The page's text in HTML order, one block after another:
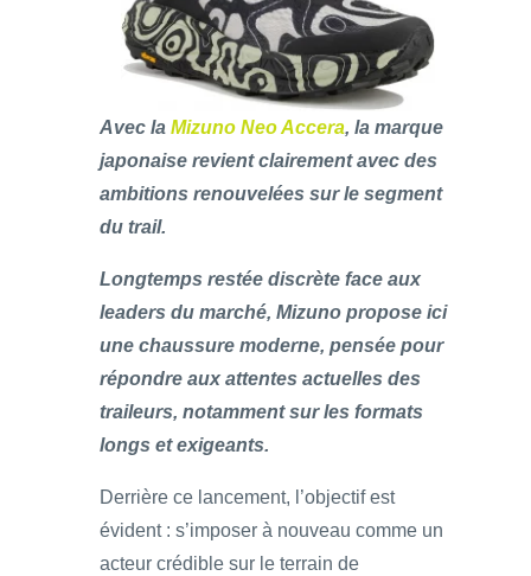
Avec la Mizuno Neo Accera, la marque
japonaise revient clairement avec des
ambitions renouvelées sur le segment
du trail.
Longtemps restée discrète face aux
leaders du marché, Mizuno propose ici
une chaussure moderne, pensée pour
répondre aux attentes actuelles des
traileurs, notamment sur les formats
longs et exigeants.
Derrière ce lancement, l’objectif est
évident : s’imposer à nouveau comme un
acteur crédible sur le terrain de